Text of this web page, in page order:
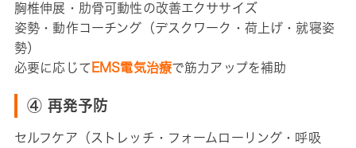
胸椎伸展・肋骨可動性の改善エクササイズ
姿勢・動作コーチング（デスクワーク・荷上げ・就寝姿
勢）
必要に応じて EMS電気治療で筋力アップを補助
④ 再発予防
セルフケア（ストレッチ・フォームローリング・呼吸